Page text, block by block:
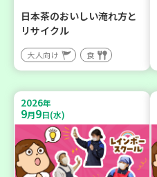
日本茶のおいしい淹れ方と
リサイクル
大人向け 食
2026年
9月9日(水)